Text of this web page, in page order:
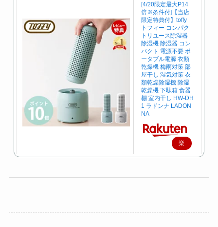
[4/20限定最大P14
倍※条件付]【当店
限定特典付】toffy
トフィー コンパク
トリユース除湿器
除湿機 除湿器 コン
パクト 電源不要 ポ
ータブル電源 衣類
乾燥機 梅雨対策 部
屋干し 湿気対策 衣
類乾燥除湿機 除湿
乾燥機 下駄箱 食器
棚 室内干し HW-DH
1 ラドンナ LADON
NA
楽
天